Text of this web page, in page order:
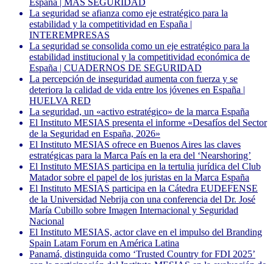
La seguridad se afianza como eje estratégico para la
estabilidad y la competitividad en España |
INTEREMPRESAS
La seguridad se consolida como un eje estratégico para la
estabilidad institucional y la competitividad económica de
España | CUADERNOS DE SEGURIDAD
La percepción de inseguridad aumenta con fuerza y se
deteriora la calidad de vida entre los jóvenes en España |
HUELVA RED
La seguridad, un «activo estratégico» de la marca España
El Instituto MESIAS presenta el informe «Desafíos del Sector
de la Seguridad en España, 2026»
El Instituto MESIAS ofrece en Buenos Aires las claves
estratégicas para la Marca País en la era del ‘Nearshoring’
El Instituto MESIAS participa en la tertulia jurídica del Club
Matador sobre el papel de los juristas en la Marca España
El Instituto MESIAS participa en la Cátedra EUDEFENSE
de la Universidad Nebrija con una conferencia del Dr. José
María Cubillo sobre Imagen Internacional y Seguridad
Nacional
El Instituto MESIAS, actor clave en el impulso del Branding
Spain Latam Forum en América Latina
Panamá, distinguida como ‘Trusted Country for FDI 2025’